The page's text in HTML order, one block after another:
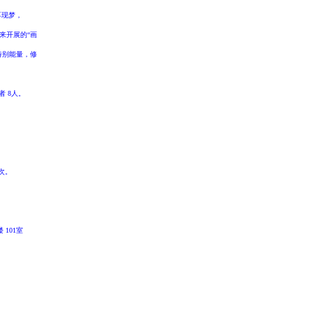
梦，
开展的“画
别能量，修
8人。
。
101室